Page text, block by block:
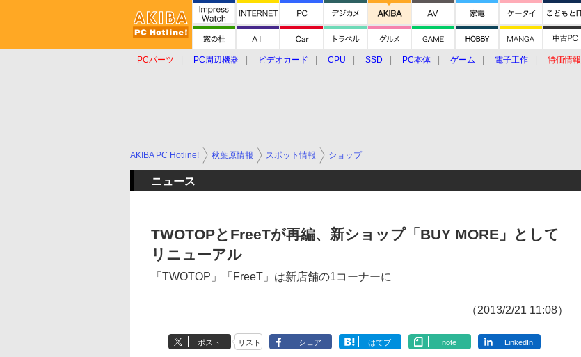
PCパーツ PC周辺機器 ビデオカード CPU SSD PC本体 ゲーム 電子工作 特価情報
AKIBA PC Hotline! 秋葉原情報 スポット情報 ショップ
ニュース
TWOTOPとFreeTが再編、新ショップ「BUY MORE」として
リニューアル
「TWOTOP」「FreeT」は新店舗の1コーナーに
（2013/2/21 11:08）
ポスト リスト シェア はてブ note LinkedIn